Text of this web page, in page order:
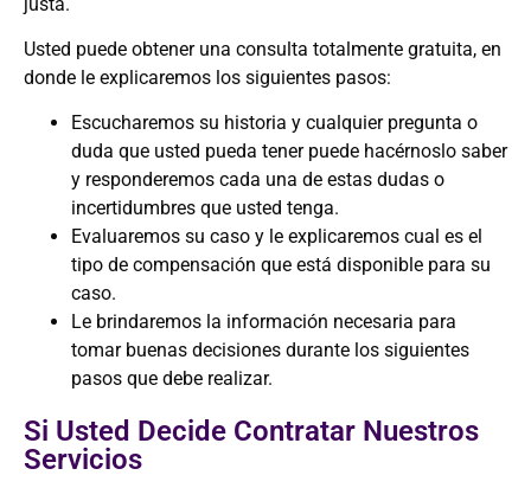
Usted puede obtener una consulta totalmente gratuita, en
donde le explicaremos los siguientes pasos:
Escucharemos su historia y cualquier pregunta o
duda que usted pueda tener puede hacérnoslo saber
y responderemos cada una de estas dudas o
incertidumbres que usted tenga.
Evaluaremos su caso y le explicaremos cual es el
tipo de compensación que está disponible para su
caso.
Le brindaremos la información necesaria para
tomar buenas decisiones durante los siguientes
pasos que debe realizar.
Si Usted Decide Contratar Nuestros
Servicios